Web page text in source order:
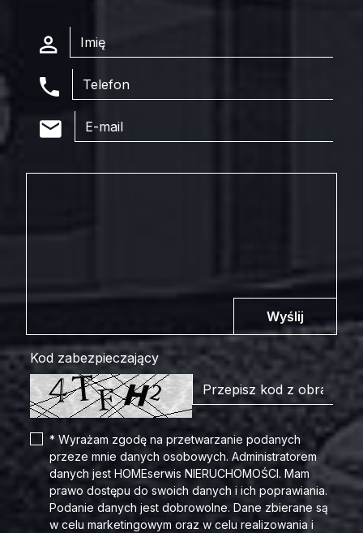
Wyślij
Kod zabezpieczający
* Wyrażam zgodę na przetwarzanie podanych
przeze mnie danych osobowych. Administratorem
danych jest HOMEserwis NIERUCHOMOŚCI. Mam
prawo dostępu do swoich danych i ich poprawiania.
Podanie danych jest dobrowolne. Dane zbierane są
w celu marketingowym oraz w celu realizowania i